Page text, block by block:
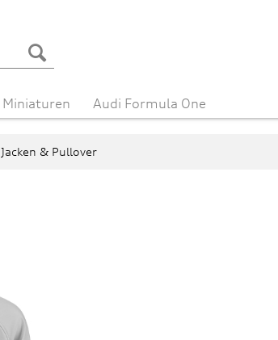
Miniaturen Audi Formula One
Jacken & Pullover